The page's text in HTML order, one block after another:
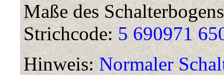
Maße des
Strichcode: 5 690971
Hinweis:Normaler